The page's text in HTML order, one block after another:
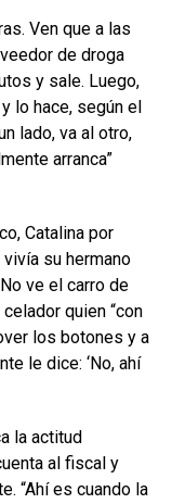
Ven que a las
de droga
y sale. Luego,
lo hace, según el
lado, va al otro,
arranca”
Catalina por
su hermano
ve el carro de
quien “con
los botones y a
le dice: ‘No, ahí
la actitud
al fiscal y
“Ahí es cuando la